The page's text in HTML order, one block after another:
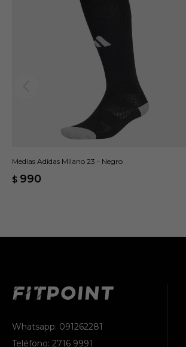
Medias Adidas Milano 23 - Negro
$ 990
Whatsapp: 091262281
Teléfono: 2716 9991